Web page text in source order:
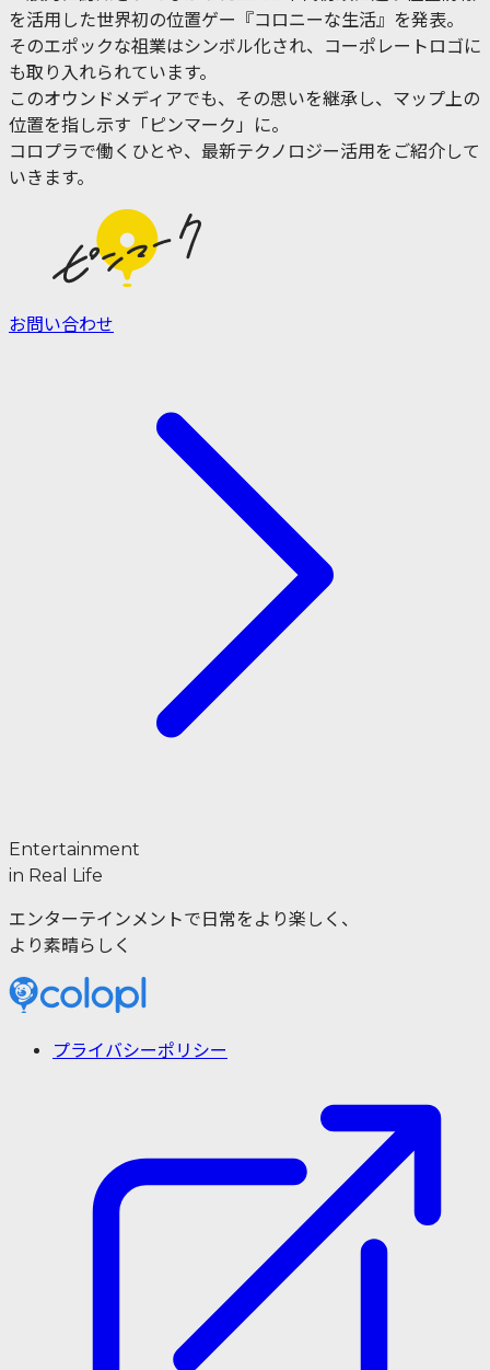
を活用した世界初の位置ゲー『コロニーな生活』を発表。
そのエポックな祖業はシンボル化され、コーポレートロゴに
も取り入れられています。
このオウンドメディアでも、その思いを継承し、マップ上の
位置を指し示す「ピンマーク」に。
コロプラで働くひとや、最新テクノロジー活用をご紹介して
いきます。
お問い合わせ
Entertainment
in Real Life
エンターテインメントで日常をより楽しく、
より素晴らしく
プライバシーポリシー